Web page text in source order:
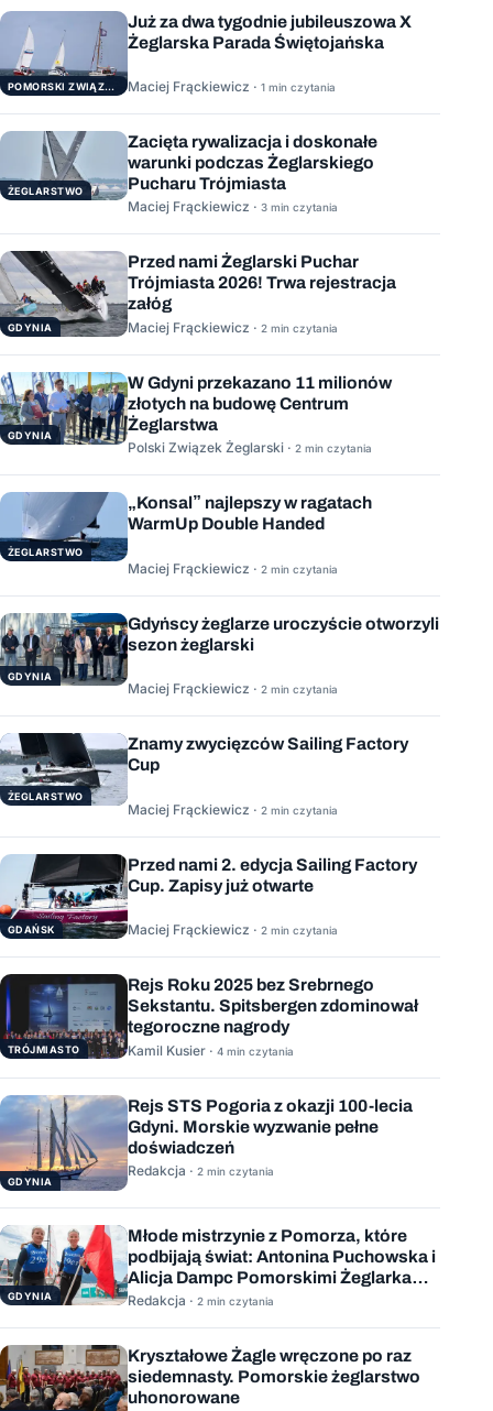
POMORSKI ZWIĄZEK ŻEGLARSKI
Już za dwa tygodnie jubileuszowa X
Żeglarska Parada Świętojańska
Maciej Frąckiewicz · 1 min czytania
ŻEGLARSTWO
Zacięta rywalizacja i doskonałe
warunki podczas Żeglarskiego
Pucharu Trójmiasta
Maciej Frąckiewicz · 3 min czytania
GDYNIA
Przed nami Żeglarski Puchar
Trójmiasta 2026! Trwa rejestracja
załóg
Maciej Frąckiewicz · 2 min czytania
GDYNIA
W Gdyni przekazano 11 milionów
złotych na budowę Centrum
Żeglarstwa
Polski Związek Żeglarski · 2 min czytania
ŻEGLARSTWO
„Konsal” najlepszy w ragatach
WarmUp Double Handed
Maciej Frąckiewicz · 2 min czytania
GDYNIA
Gdyńscy żeglarze uroczyście otworzyli
sezon żeglarski
Maciej Frąckiewicz · 2 min czytania
ŻEGLARSTWO
Znamy zwycięzców Sailing Factory
Cup
Maciej Frąckiewicz · 2 min czytania
GDAŃSK
Przed nami 2. edycja Sailing Factory
Cup. Zapisy już otwarte
Maciej Frąckiewicz · 2 min czytania
TRÓJMIASTO
Rejs Roku 2025 bez Srebrnego
Sekstantu. Spitsbergen zdominował
tegoroczne nagrody
Kamil Kusier · 4 min czytania
GDYNIA
Rejs STS Pogoria z okazji 100-lecia
Gdyni. Morskie wyzwanie pełne
doświadczeń
Redakcja · 2 min czytania
GDYNIA
Młode mistrzynie z Pomorza, które
podbijają świat: Antonina Puchowska i
Alicja Dampc Pomorskimi Żeglarkami
Roku 2025
Redakcja · 2 min czytania
Kryształowe Żagle wręczone po raz
siedemnasty. Pomorskie żeglarstwo
uhonorowane